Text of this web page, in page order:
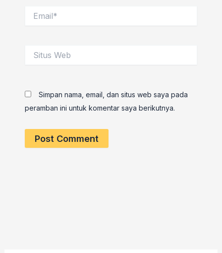
Web
Simpan nama, email, dan situs web saya pada
peramban ini untuk komentar saya berikutnya.